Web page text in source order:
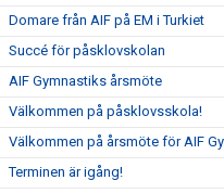
Domare från AIF på EM i Turkiet
Succé för påsklovskolan
AIF Gymnastiks årsmöte
Välkommen på påsklovsskola!
Välkommen på årsmöte för AIF
Terminen är igång!